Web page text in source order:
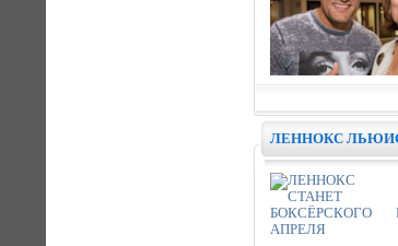
ЛЕННОКС